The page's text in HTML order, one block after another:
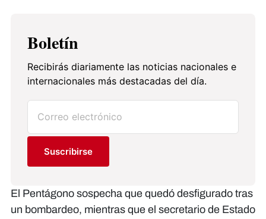
Boletín
Recibirás diariamente las noticias nacionales e
internacionales más destacadas del día.
Suscribirse
El Pentágono sospecha que quedó desfigurado tras
un bombardeo, mientras que el secretario de Estado